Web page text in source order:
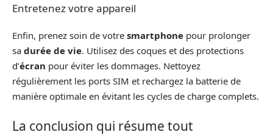
Entretenez votre appareil
Enfin, prenez soin de votre smartphone pour prolonger
sa durée de vie. Utilisez des coques et des protections
d’écran pour éviter les dommages. Nettoyez
régulièrement les ports SIM et rechargez la batterie de
manière optimale en évitant les cycles de charge complets.
La conclusion qui résume tout